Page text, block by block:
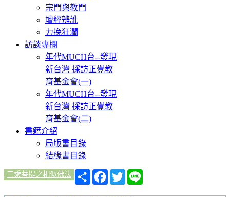
宗門與教門
壇經辨訛
力挽狂瀾
訪談專欄
年代MUCH台--發現
新台灣 採訪正覺教
育基金會(一)
年代MUCH台--發現
新台灣 採訪正覺教
育基金會(二)
書籍介紹
局版書目錄
結緣書目錄
三乘菩提之相似佛法
分
享
Facebook
Twitter